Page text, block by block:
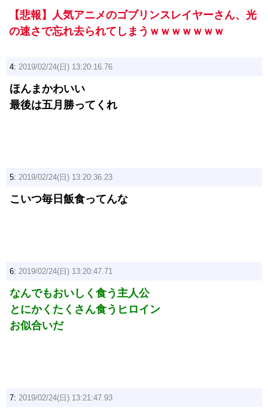
【悲報】人気アニメのゴブリンスレイヤーさん、光
の速さで忘れ去られてしまうｗｗｗｗｗｗｗ
4: 2019/02/24(日) 13:20:16.76
ほんまかわいい
最後は五月勝ってくれ
5: 2019/02/24(日) 13:20:36.23
こいつ毎日飯食ってんな
6: 2019/02/24(日) 13:20:47.71
なんでもおいしく食う主人公
とにかくたくさん食うヒロイン
お似合いだ
7: 2019/02/24(日) 13:21:47.93